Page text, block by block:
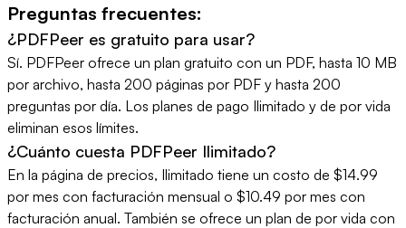
Preguntas frecuentes:
¿PDFPeer es gratuito para usar?
Sí. PDFPeer ofrece un plan gratuito con un PDF, hasta 10 MB
por archivo, hasta 200 páginas por PDF y hasta 200
preguntas por día. Los planes de pago Ilimitado y de por vida
eliminan esos límites.
¿Cuánto cuesta PDFPeer Ilimitado?
En la página de precios, Ilimitado tiene un costo de $14.99
por mes con facturación mensual o $10.49 por mes con
facturación anual. También se ofrece un plan de por vida con